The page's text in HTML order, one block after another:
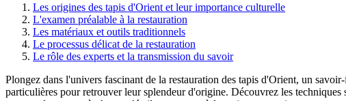
Les origines des tapis d'Orient et leur importance culturelle
L'examen préalable à la restauration
Les matériaux et outils traditionnels
Le processus délicat de la restauration
Le rôle des experts et la transmission du savoir
Plongez dans l'univers fascinant de la restauration des tapis d'Orient, un
particulières pour retrouver leur splendeur d'origine. Découvrez les